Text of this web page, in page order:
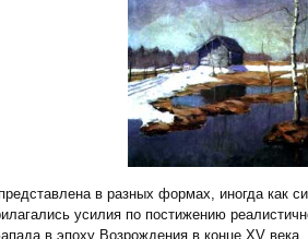
в разных формах, иногда как
усилия по постижению
в эпоху Возрождения в конце XV века.